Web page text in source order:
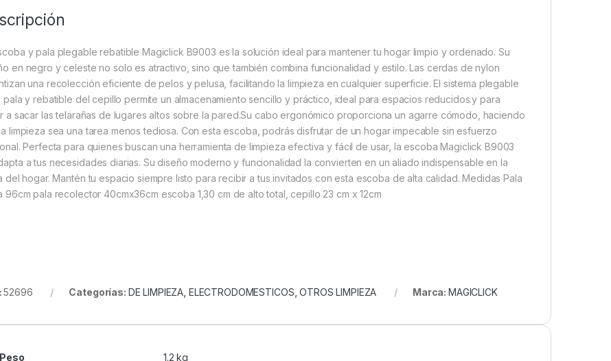
y pala plegable rebatible Magiclick B9003 es la solución ideal para mantener tu hogar limpio y ordenado. Su
en negro y celeste no solo es atractivo, sino que también combina funcionalidad y estilo. Las cerdas de nylon
una recolección eficiente de pelos y pelusa, facilitando la limpieza en cualquier superficie. El sistema plegable
pala y rebatible del cepillo permite un almacenamiento sencillo y práctico, ideal para espacios reducidos.y para
a sacar las telarañas de lugares altos sobre la pared.Su cabo ergonómico proporciona un agarre cómodo, haciendo
limpieza sea una tarea menos tediosa. Con esta escoba, podrás disfrutar de un hogar impecable sin esfuerzo
Perfecta para quienes buscan una herramienta de limpieza efectiva y fácil de usar, la escoba Magiclick B9003
a tus necesidades diarias. Su diseño moderno y funcionalidad la convierten en un aliado indispensable en la
del hogar. Mantén tu espacio siempre listo para recibir a tus invitados con esta escoba de alta calidad. Medidas Pala
96cm pala recolector 40cmx36cm escoba 1,30 cm de alto total, cepillo 23 cm x 12cm
52696 Categorías: DE LIMPIEZA ELECTRODOMESTICOS ,OTROS LIMPIEZA Marca:MAGICLICK
Peso 1.2 kg